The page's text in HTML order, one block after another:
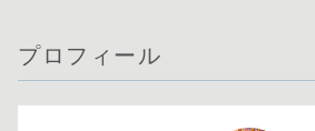
プロフィール